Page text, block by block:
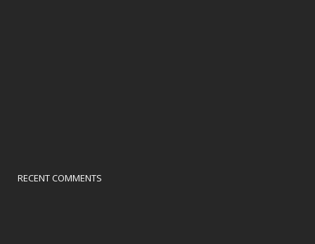
RECENT COMMENTS